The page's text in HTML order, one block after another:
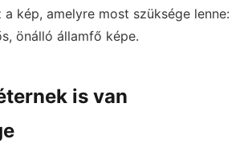
kép, amelyre most szüksége lenne:
önálló államfő képe.
is van